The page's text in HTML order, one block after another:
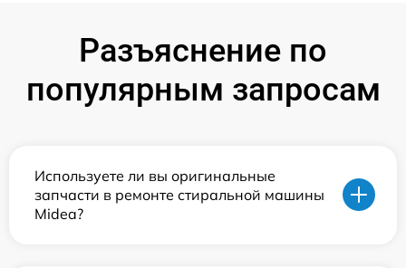
Разъяснение по
популярным запросам
Используете ли вы оригинальные
запчасти в ремонте стиральной машины
Midea?